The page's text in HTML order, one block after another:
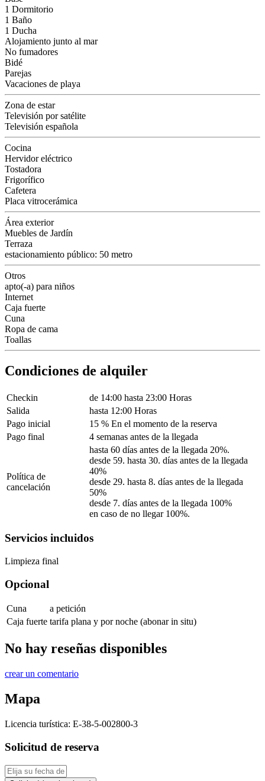
1 Dormitorio
1 Baño
1 Ducha
Alojamiento junto al mar
No fumadores
Bidé
Parejas
Vacaciones de playa
Zona de estar
Televisión por satélite
Televisión española
Cocina
Hervidor eléctrico
Tostadora
Frigorífico
Cafetera
Placa vitrocerámica
Área exterior
Muebles de Jardín
Terraza
estacionamiento público: 50 metro
Otros
apto(-a) para niños
Internet
Caja fuerte
Cuna
Ropa de cama
Toallas
Condiciones de alquiler
Checkin
de 14:00 hasta 23:00 Horas
Salida
hasta 12:00 Horas
Pago inicial
15 % En el momento de la reserva
Pago final
4 semanas antes de la llegada
Política de
cancelación
hasta 60 días antes de la llegada 20%.
desde 59. hasta 30. días antes de la llegada
40%
desde 29. hasta 8. días antes de la llegada
50%
desde 7. días antes de la llegada 100%
en caso de no llegar 100%.
Servicios incluidos
Limpieza final
Opcional
Cuna
a petición
Caja fuerte tarifa plana y por noche (abonar in situ)
No hay reseñas disponibles
crear un comentario
Mapa
Licencia turística: E-38-5-002800-3
Solicitud de reserva